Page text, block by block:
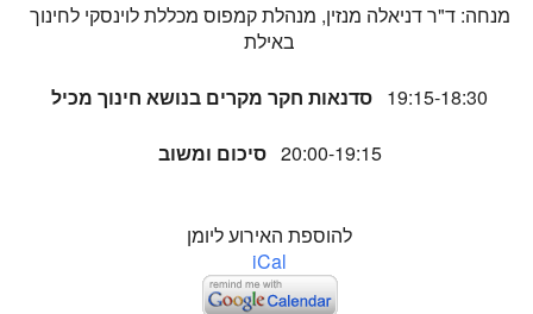
מנחה: ד"ר דניאלה מנזין, מנהלת קמפוס מכללת לוינסקי לחינוך
באילת
19:15-18:30 סדנאות חקר מקרים בנושא חינוך מכיל
20:00-19:15 סיכום ומשוב
להוספת האירוע ליומן
iCal